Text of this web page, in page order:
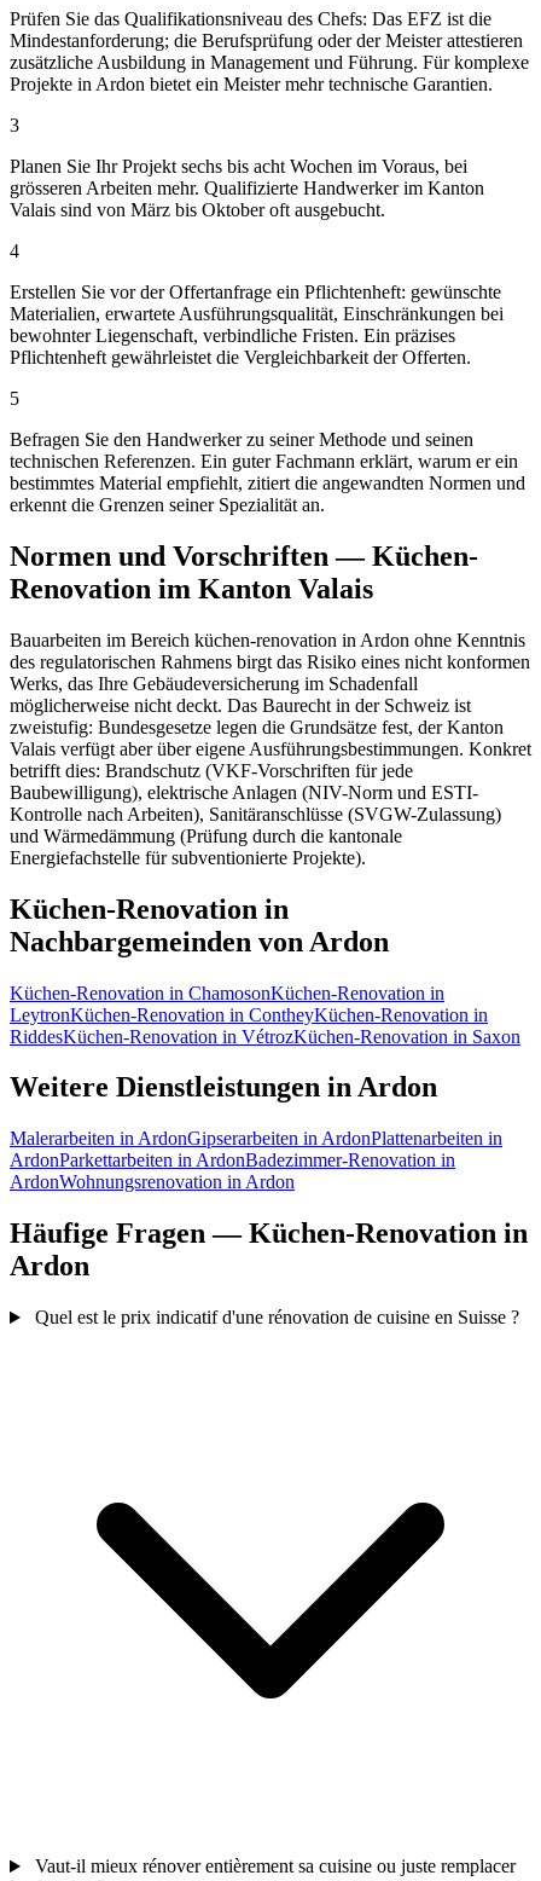
Prüfen Sie das Qualifikationsniveau des Chefs: Das EFZ ist die
Mindestanforderung; die Berufsprüfung oder der Meister attestieren
zusätzliche Ausbildung in Management und Führung. Für komplexe
Projekte in Ardon bietet ein Meister mehr technische Garantien.
3
Planen Sie Ihr Projekt sechs bis acht Wochen im Voraus, bei
grösseren Arbeiten mehr. Qualifizierte Handwerker im Kanton
Valais sind von März bis Oktober oft ausgebucht.
4
Erstellen Sie vor der Offertanfrage ein Pflichtenheft: gewünschte
Materialien, erwartete Ausführungsqualität, Einschränkungen bei
bewohnter Liegenschaft, verbindliche Fristen. Ein präzises
Pflichtenheft gewährleistet die Vergleichbarkeit der Offerten.
5
Befragen Sie den Handwerker zu seiner Methode und seinen
technischen Referenzen. Ein guter Fachmann erklärt, warum er ein
bestimmtes Material empfiehlt, zitiert die angewandten Normen und
erkennt die Grenzen seiner Spezialität an.
Normen und Vorschriften — Küchen-
Renovation im Kanton Valais
Bauarbeiten im Bereich küchen-renovation in Ardon ohne Kenntnis
des regulatorischen Rahmens birgt das Risiko eines nicht konformen
Werks, das Ihre Gebäudeversicherung im Schadenfall
möglicherweise nicht deckt. Das Baurecht in der Schweiz ist
zweistufig: Bundesgesetze legen die Grundsätze fest, der Kanton
Valais verfügt aber über eigene Ausführungsbestimmungen. Konkret
betrifft dies: Brandschutz (VKF-Vorschriften für jede
Baubewilligung), elektrische Anlagen (NIV-Norm und ESTI-
Kontrolle nach Arbeiten), Sanitäranschlüsse (SVGW-Zulassung)
und Wärmedämmung (Prüfung durch die kantonale
Energiefachstelle für subventionierte Projekte).
Küchen-Renovation in
Nachbargemeinden von Ardon
Küchen-Renovation in ChamosonKüchen-Renovation in
LeytronKüchen-Renovation in ContheyKüchen-Renovation in
RiddesKüchen-Renovation in VétrozKüchen-Renovation in Saxon
Weitere Dienstleistungen in Ardon
Malerarbeiten in ArdonGipserarbeiten in ArdonPlattenarbeiten in
ArdonParkettarbeiten in ArdonBadezimmer-Renovation in
ArdonWohnungsrenovation in Ardon
Häufige Fragen — Küchen-Renovation in
Ardon
Quel est le prix indicatif d'une rénovation de cuisine en Suisse ?
Vaut-il mieux rénover entièrement sa cuisine ou juste remplacer